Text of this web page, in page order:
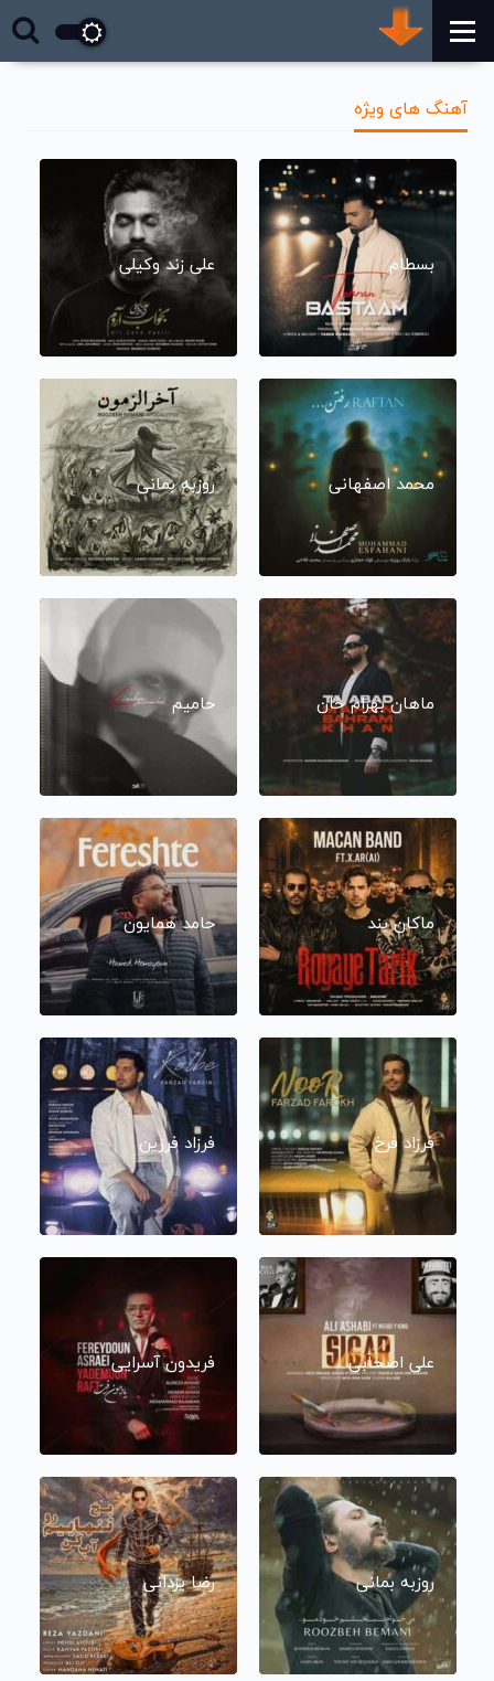
آهنگ های ویژه
بسطام علی زند وکیلی
محمد اصفهانی روزبه بمانی
ماهان بهرام خان حامیم
ماکان بند حامد همایون
فرزاد فرخ فرزاد فرزین
علی اصحابی فریدون آسرایی
روزبه بمانی رضا یزدانی